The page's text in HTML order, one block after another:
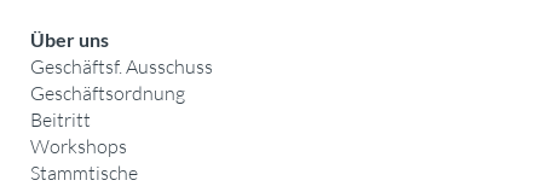
Über uns
Geschäftsf. Ausschuss
Geschäftsordnung
Beitritt
Workshops
Stammtische